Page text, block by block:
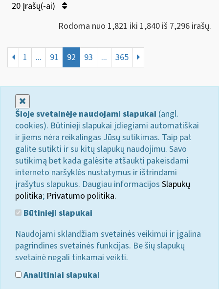
20 Įrašų(-ai)
Rodoma nuo 1,821 iki 1,840 iš 7,296 irašų.
1 ... 91 92 93 ... 365
Šioje svetainėje naudojami slapukai (angl.
cookies). Būtinieji slapukai įdiegiami automatiškai
ir jiems nėra reikalingas Jūsų sutikimas. Taip pat
galite sutikti ir su kitų slapukų naudojimu. Savo
sutikimą bet kada galėsite atšaukti pakeisdami
interneto naršyklės nustatymus ir ištrindami
įrašytus slapukus. Daugiau informacijos Slapukų
politika; Privatumo politika.
Būtinieji slapukai
Naudojami sklandžiam svetainės veikimui ir įgalina
pagrindines svetainės funkcijas. Be šių slapukų
svetainė negali tinkamai veikti.
Analitiniai slapukai